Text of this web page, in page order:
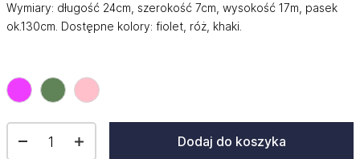
Wymiary: długość 24cm, szerokość 7cm, wysokość 17m, pasek
ok.130cm. Dostępne kolory: fiolet, róż, khaki.
Dodaj do koszyka